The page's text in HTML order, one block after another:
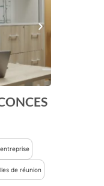
de réunion